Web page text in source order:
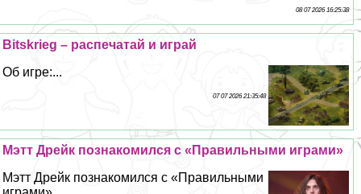
08 07 2026 16:25:38
Bitskrieg – распечатай и играй
Об игре:...
07 07 2026 21:35:48
Мэтт Дрейк познакомился с «Правильными играми»
Мэтт Дрейк познакомился с «Правильными